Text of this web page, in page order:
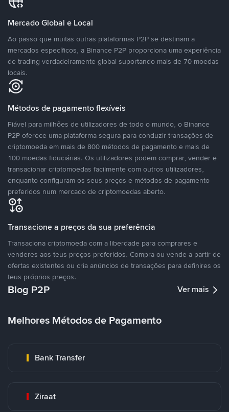
Mercado Global e Local
Ao passo que muitas outras plataformas P2P se destinam a
mercados específicos, a Binance P2P proporciona uma experiência
de trading verdadeiramente global suportando mais de 70 moedas
locais.
Métodos de pagamento flexíveis
Fiável para milhões de utilizadores de todo o mundo, o Binance
P2P oferece uma plataforma segura para conduzir transações de
criptomoeda em mais de 800 métodos de pagamento e mais de
100 moedas fiduciárias. Os utilizadores podem comprar, vender e
transacionar criptomoedas facilmente com outros utilizadores,
enquanto configuram os seus preços e métodos de pagamento
preferidos num mercado de criptomoedas aberto.
Transacione a preços da sua preferência
Transaciona criptomoeda com a liberdade para comprares e
venderes aos teus preços preferidos. Compra ou vende a partir de
ofertas existentes ou cria anúncios de transações para definires os
teus próprios preços.
Blog P2P Ver mais
Melhores Métodos de Pagamento
Bank Transfer
Ziraat